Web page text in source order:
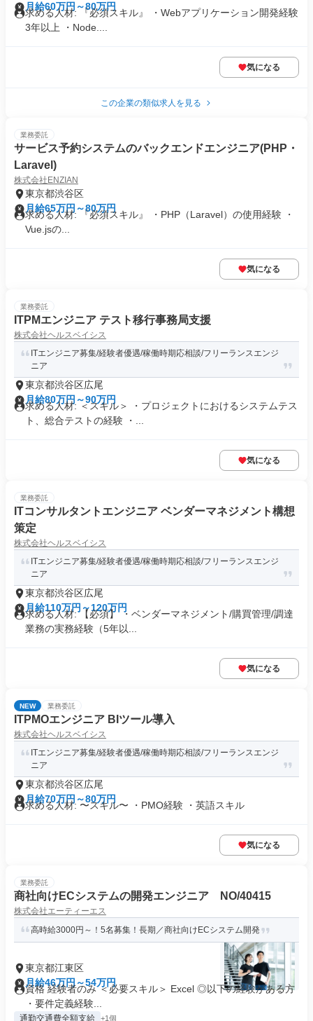
月給60万円～80万円
求める人材: 『必須スキル』 ・Webアプリケーション開発経験
3年以上 ・Node....
気になる
この企業の類似求人を見る
業務委託
サービス予約システムのバックエンドエンジニア(PHP・
Laravel)
株式会社ENZIAN
東京都渋谷区
月給65万円～80万円
求める人材: 『必須スキル』 ・PHP（Laravel）の使用経験 ・
Vue.jsの...
気になる
業務委託
ITPMエンジニア テスト移行事務局支援
株式会社ヘルスベイシス
ITエンジニア募集/経験者優遇/稼働時期応相談/フリーランスエンジ
ニア
東京都渋谷区広尾
月給80万円～90万円
求める人材: ＜スキル＞ ・プロジェクトにおけるシステムテス
ト、総合テストの経験 ・...
気になる
業務委託
ITコンサルタントエンジニア ベンダーマネジメント構想
策定
株式会社ヘルスベイシス
ITエンジニア募集/経験者優遇/稼働時期応相談/フリーランスエンジ
ニア
東京都渋谷区広尾
月給110万円～120万円
求める人材: 【必須】 ・ベンダーマネジメント/購買管理/調達
業務の実務経験（5年以...
気になる
NEW 業務委託
ITPMOエンジニア BIツール導入
株式会社ヘルスベイシス
ITエンジニア募集/経験者優遇/稼働時期応相談/フリーランスエンジ
ニア
東京都渋谷区広尾
月給70万円～80万円
求める人材: 〜スキル〜 ・PMO経験 ・英語スキル
気になる
業務委託
商社向けECシステムの開発エンジニア NO/40415
株式会社エーティーエス
高時給3000円～！5名募集！長期／商社向けECシステム開発
東京都江東区
月給46万円～54万円
資格 経験者のみ ＜必要スキル＞ Excel ◎以下の経験がある方
・要件定義経験...
通勤交通費全額支給 +1個